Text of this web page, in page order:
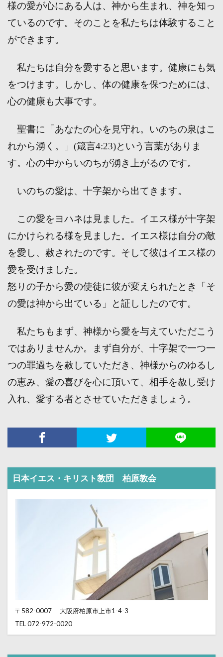
様の愛が心にある人は、神から生まれ、神を知っ
ているのです。そのことを私たちは体験すること
ができます。
私たちは自分を愛すると思います。健康にも気
をつけます。しかし、体の健康を保つためには、
心の健康も大事です。
聖書に「あなたの心を見守れ。いのちの泉はこ
れから湧く。」(箴言4:23)という言葉がありま
す。心の中からいのちが湧き上がるのです。
いのちの愛は、十字架から出てきます。
この愛をヨハネは見ました。イエス様が十字架
にかけられる様を見ました。イエス様は自分の敵
を愛し、赦されたのです。そして彼はイエス様の
愛を受けました。
怒りの子から愛の使徒に彼が変えられたとき「そ
の愛は神から出ている」と証ししたのです。
私たちもまず、神様から愛を与えていただこう
ではありませんか。まず自分が、十字架で一つ一
つの罪過ちを赦していただき、神様からのゆるし
の恵み、愛の喜びを心に頂いて、相手を赦し受け
入れ、愛する者とさせていただきましょう。
日本イエス・キリスト教団 柏原教会
〒582-0007
大阪府柏原市上市1-4-3
TEL 072-972-0020